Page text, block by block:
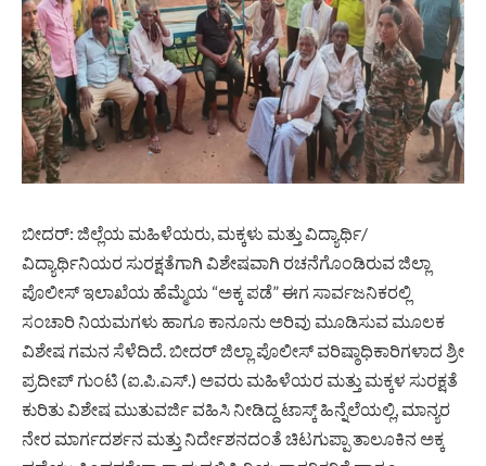
ಬೀದರ್: ಜಿಲ್ಲೆಯ ಮಹಿಳೆಯರು, ಮಕ್ಕಳು ಮತ್ತು ವಿದ್ಯಾರ್ಥಿ/
ವಿದ್ಯಾರ್ಥಿನಿಯರ ಸುರಕ್ಷತೆಗಾಗಿ ವಿಶೇಷವಾಗಿ ರಚನೆಗೊಂಡಿರುವ ಜಿಲ್ಲಾ
ಪೊಲೀಸ್ ಇಲಾಖೆಯ ಹೆಮ್ಮೆಯ “ಅಕ್ಕ ಪಡೆ” ಈಗ ಸಾರ್ವಜನಿಕರಲ್ಲಿ
ಸಂಚಾರಿ ನಿಯಮಗಳು ಹಾಗೂ ಕಾನೂನು ಅರಿವು ಮೂಡಿಸುವ ಮೂಲಕ
ವಿಶೇಷ ಗಮನ ಸೆಳೆದಿದೆ. ಬೀದರ್ ಜಿಲ್ಲಾ ಪೊಲೀಸ್ ವರಿಷ್ಠಾಧಿಕಾರಿಗಳಾದ ಶ್ರೀ
ಪ್ರದೀಪ್ ಗುಂಟಿ (ಐ.ಪಿ.ಎಸ್.) ಅವರು ಮಹಿಳೆಯರ ಮತ್ತು ಮಕ್ಕಳ ಸುರಕ್ಷತೆ
ಕುರಿತು ವಿಶೇಷ ಮುತುವರ್ಜಿ ವಹಿಸಿ ನೀಡಿದ್ದ ಟಾಸ್ಕ್ ಹಿನ್ನೆಲೆಯಲ್ಲಿ, ಮಾನ್ಯರ
ನೇರ ಮಾರ್ಗದರ್ಶನ ಮತ್ತು ನಿರ್ದೇಶನದಂತೆ ಚಿಟಗುಪ್ಪಾ ತಾಲೂಕಿನ ಅಕ್ಕ